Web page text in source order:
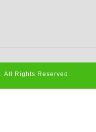
. All Rights Reserved.